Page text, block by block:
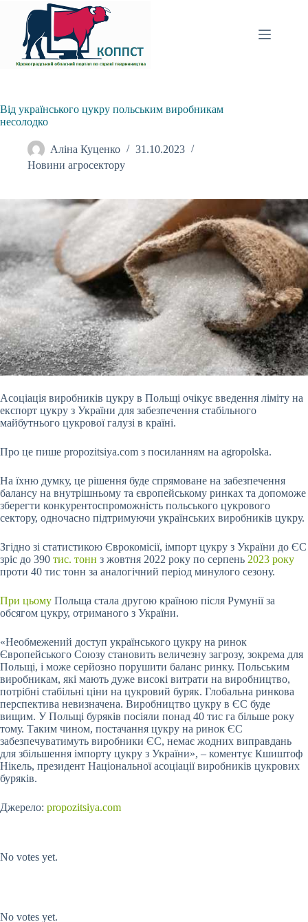
вмісту
Від українського цукру польським виробникам
несолодко
Аліна Куценко
31.10.2023
Новини агросектору
Асоціація виробників цукру в Польщі очікує введення ліміту на
експорт цукру з України для забезпечення стабільного
майбутнього цукрової галузі в країні.
Про це пише propozitsiya.com з посиланням на agropolska.
На їхню думку, це рішення буде спрямоване на забезпечення
балансу на внутрішньому та європейському ринках та допоможе
зберегти конкурентоспроможність польського цукрового
сектору, одночасно підтримуючи українських виробників цукру.
Згідно зі статистикою Єврокомісії, імпорт цукру з України до ЄС
зріс до 390 тис. тонн з жовтня 2022 року по серпень 2023 року
проти 40 тис тонн за аналогічний період минулого сезону.
При цьому Польща стала другою країною після Румунії за
обсягом цукру, отриманого з України.
«Необмежений доступ українського цукру на ринок
Європейського Союзу становить величезну загрозу, зокрема для
Польщі, і може серйозно порушити баланс ринку. Польським
виробникам, які мають дуже високі витрати на виробництво,
потрібні стабільні ціни на цукровий буряк. Глобальна ринкова
перспектива невизначена. Виробництво цукру в ЄС буде
вищим. У Польщі буряків посіяли понад 40 тис га більше року
тому. Таким чином, постачання цукру на ринок ЄС
забезпечуватимуть виробники ЄС, немає жодних виправдань
для збільшення імпорту цукру з України», – коментує Кшиштоф
Нікель, президент Національної асоціації виробників цукрових
буряків.
Джерело: propozitsiya.com
No votes yet.
No votes yet.